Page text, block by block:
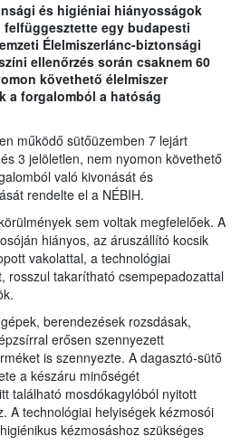
és higiéniai hiányosságok
egy budapesti
Élelmiszerlánc-biztonsági
ellenőrzés során csaknem 60
követhető élelmiszer
a forgalomból a hatóság
működő sütőüzemben 7 lejárt
3 jelöletlen, nem nyomon követhető
való kivonását és
rendelte el a NÉBIH.
sem voltak megfelelőek. A
hiányos, az áruszállító kocsik
vakolattal, a technológiai
rosszul takarítható csempepadozattal
berendezések rozsdásak,
erősen szennyezett
is szennyezte. A dagasztó-sütő
a készáru minőségét
található mosdókagylóból nyitott
A technológiai helyiségek kézmosói
kézmosáshoz szükséges